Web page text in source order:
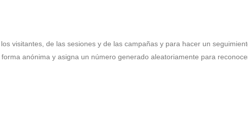
visitantes, de las sesiones y de las campañas y para hacer un
anónima y asigna un número generado aleatoriamente para